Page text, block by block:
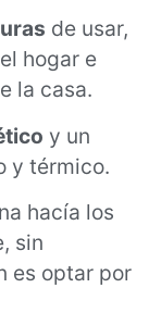
de usar,
hogar e
la casa.
y un
y térmico.
hacía los
sin
es optar por